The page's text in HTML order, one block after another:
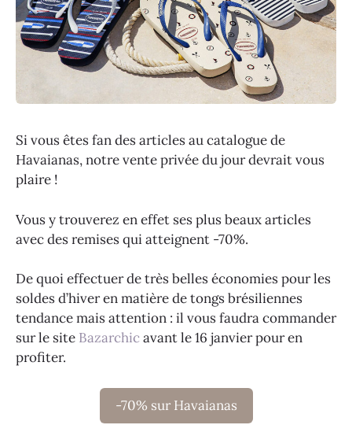
Si vous êtes fan des articles au catalogue de
Havaianas, notre vente privée du jour devrait vous
plaire !
Vous y trouverez en effet ses plus beaux articles
avec des remises qui atteignent -70%.
De quoi effectuer de très belles économies pour les
soldes d’hiver en matière de tongs brésiliennes
tendance mais attention : il vous faudra commander
sur le site Bazarchicavant le 16 janvier pour en
profiter.
-70% sur Havaianas